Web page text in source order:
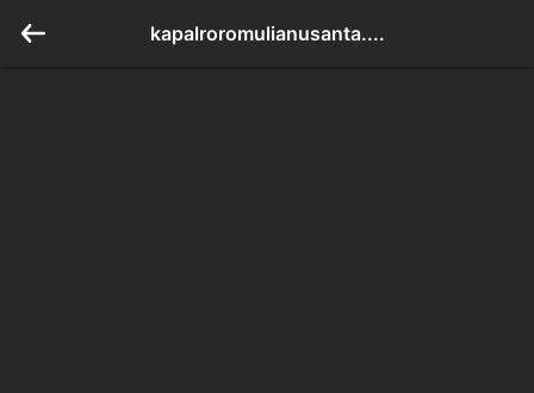
kapalroromulianusanta....